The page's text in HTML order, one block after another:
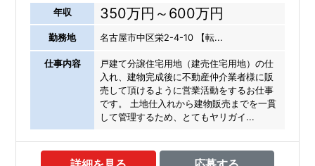
年収 350万円～600万円
勤務地 名古屋市中区栄2-4-10 【転...
仕事内容
戸建て分譲住宅用地（建売住宅用地）の仕
入れ、建物完成後に不動産仲介業者様に販
売して頂けるように営業活動をするお仕事
です。 土地仕入れから建物販売までを一貫
して管理するため、とてもヤリガイ...